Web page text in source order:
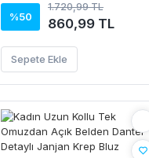
%50
1.720,99 TL
860,99 TL
Sepete Ekle